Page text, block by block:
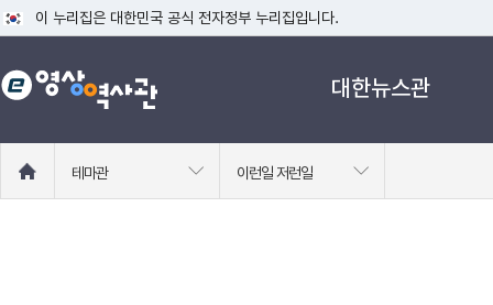
이 누리집은 대한민국 공식 전자정부 누리집입니다.
공식 누리집 주소 확인하기
go.kr 주소를 사용하는 누리집은 대한민국 정부기관이 관리하는 누리집입니
대한뉴스관
로
테마관 이런일 저런일